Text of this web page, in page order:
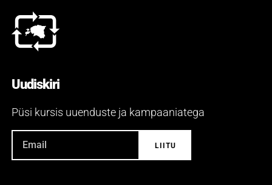
Uudiskiri
Püsi kursis uuenduste ja kampaaniatega